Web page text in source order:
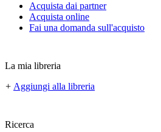
Acquista dai partner
Acquista online
Fai una domanda sull'acquisto
La mia libreria
+ Aggiungi alla libreria
Ricerca